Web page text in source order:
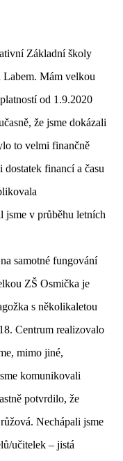
Základní školy
Labem. Mám velkou
od 1.9.2020
že jsme dokázali
to velmi finančně
financí a času
jsme v průběhu letních
samotné fungování
ZŠ Osmička je
s několikaletou
Centrum realizovalo
mimo jiné,
komunikovali
potvrdilo, že
Nechápali jsme
učitelek – jistá